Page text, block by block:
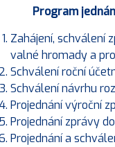
Program
Zahájení, schválení
valné hromady a
Schválení roční
Schválení návrhu
Projednání výroční
Projednání zprávy
Projednání a